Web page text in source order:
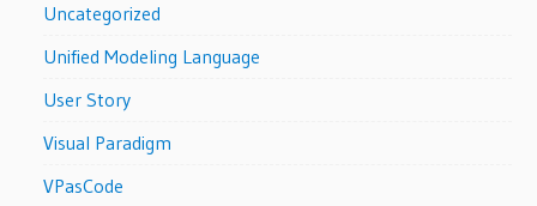
Uncategorized
Unified Modeling Language
User Story
Visual Paradigm
VPasCode